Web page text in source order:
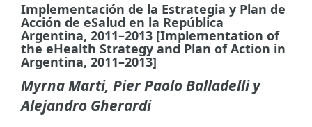
Implementación de la Estrategia y Plan de
Acción de eSalud en la República
Argentina, 2011–2013 [Implementation of
the eHealth Strategy and Plan of Action in
Argentina, 2011–2013]
Myrna Marti, Pier Paolo Balladelli y
Alejandro Gherardi